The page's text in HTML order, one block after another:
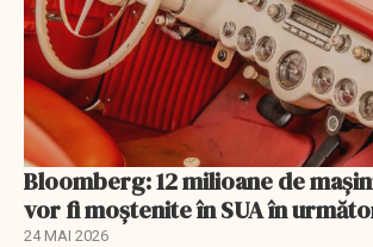
Bloomberg: 12 milioane de
vor fi moștenite în SUA în
24 MAI 2026